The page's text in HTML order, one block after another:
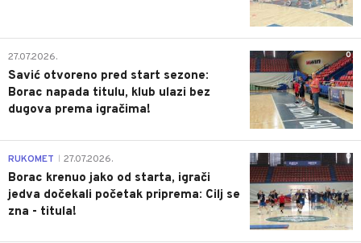
0
27.07.2026.
Savić otvoreno pred start sezone:
Borac napada titulu, klub ulazi bez
dugova prema igračima!
0
RUKOMET 27.07.2026.
Borac krenuo jako od starta, igrači
jedva dočekali početak priprema: Cilj se
zna - titula!